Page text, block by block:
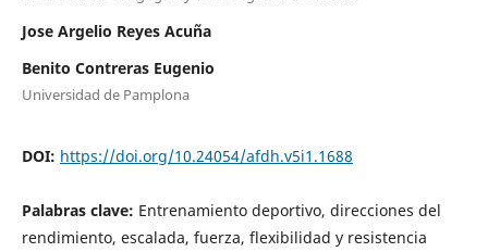
Jose Argelio Reyes Acuña
Benito Contreras Eugenio
Universidad de Pamplona
DOI: https://doi.org/10.24054/afdh.v5i1.1688
Palabras clave: Entrenamiento deportivo, direcciones del
rendimiento, escalada, fuerza, flexibilidad y resistencia